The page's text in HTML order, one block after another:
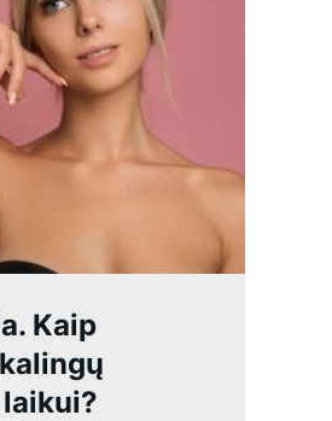
Kaip